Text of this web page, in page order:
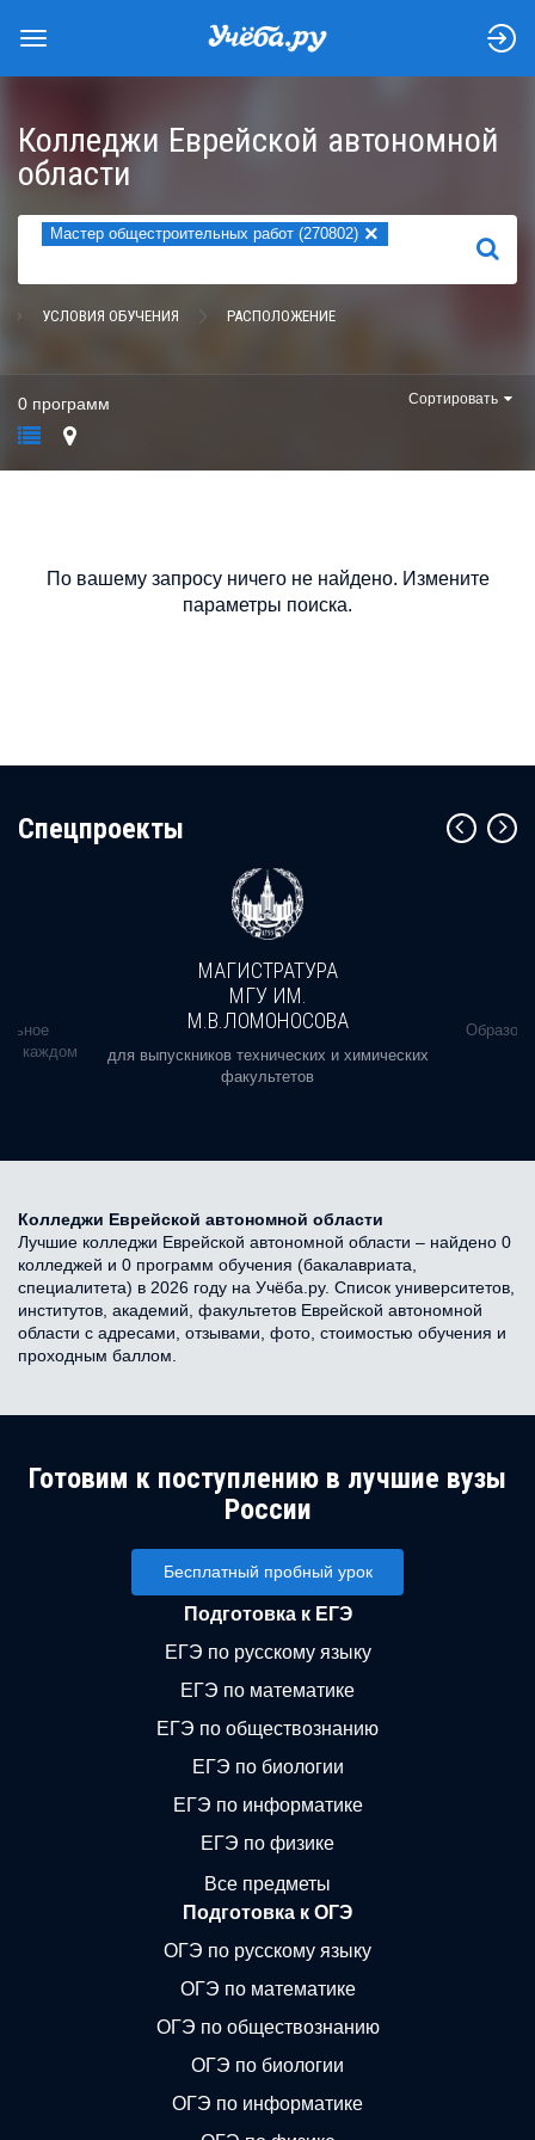
Колледжи Еврейской автономной
области
Мастер общестроительных работ (270802) ×
НАЙТИ
УСЛОВИЯ ОБУЧЕНИЯ РАСПОЛОЖЕНИЕ
0 программ Сортировать
По вашему запросу ничего не найдено. Измените
параметры поиска.
Cпецпроекты
в каждом
МАГИСТРАТУРА
МГУ ИМ.
М.В.ЛОМОНОСОВА
для выпускников технических и химических
факультетов
Колледжи Еврейской автономной области
Лучшие колледжи Еврейской автономной области – найдено 0
колледжей и 0 программ обучения (бакалавриата,
специалитета) в 2026 году на Учёба.ру. Список университетов,
институтов, академий, факультетов Еврейской автономной
области с адресами, отзывами, фото, стоимостью обучения и
проходным баллом.
Готовим к поступлению в лучшие вузы
России
Бесплатный пробный урок
Подготовка к ЕГЭ
ЕГЭ по русскому языку
ЕГЭ по математике
ЕГЭ по обществознанию
ЕГЭ по биологии
ЕГЭ по информатике
ЕГЭ по физике
Все предметы
Подготовка к ОГЭ
ОГЭ по русскому языку
ОГЭ по математике
ОГЭ по обществознанию
ОГЭ по биологии
ОГЭ по информатике